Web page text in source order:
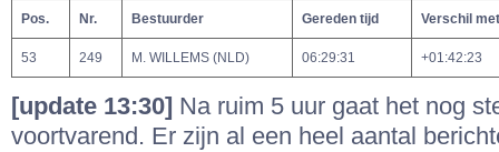
Pos. Nr. Bestuurder Gereden tijd Verschil
53 249 M. WILLEMS (NLD) 06:29:31 +01:42:23
[update 13:30] Na ruim 5 uur gaat het nog
voortvarend. Er zijn al een heel aantal